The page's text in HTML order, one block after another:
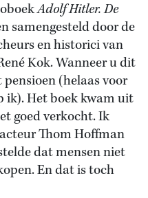
Adolf Hitler. De
samengesteld door de
en historici van
Kok. Wanneer u dit
(helaas voor
ik). Het boek kwam uit
goed verkocht. Ik
Thom Hoffman
dat mensen niet
En dat is toch